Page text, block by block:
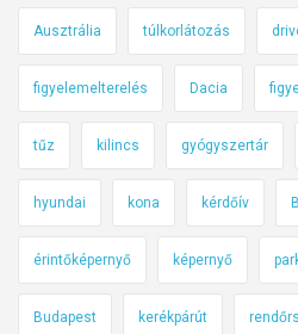
Ausztrália túlkorlátozás
figyelemelterelés Dacia
tűz kilincs gyógyszertár
hyundai kona kérdőív
érintőképernyő képernyő
Budapest kerékpárút